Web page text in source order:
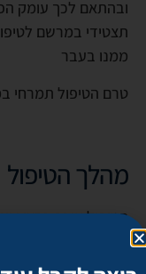
ובהתאם לכך עומק
תצטידי במרשם
ממנו בעבר
טרם הטיפול תמרחי
מהלך הטיפול
הטיפול אורך כחצי
בתחושת עקצוץ או